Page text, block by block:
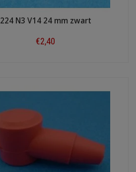
224 N3 V14 24 mm zwart
€2,40